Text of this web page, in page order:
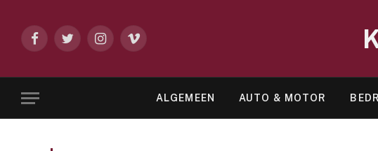
FacebookTwitterInstagram
Vimeo
ALGEMEEN AUTO & MOTOR